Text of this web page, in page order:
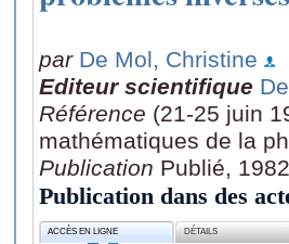
par De Mol, Christine
Editeur scientifique
Référence (21-25 juin
mathématiques de la
Publication Publié, 1982
Publication dans des
ACCÈS EN LIGNE DÉTAILS